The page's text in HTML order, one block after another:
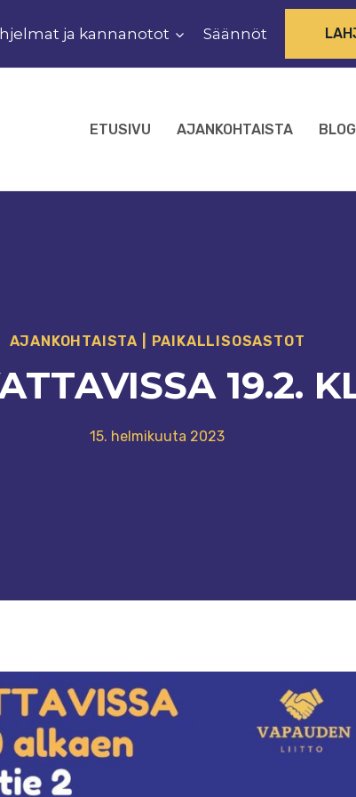
ja kannanotot Säännöt
ETUSIVU AJANKOHTAISTA
AJANKOHTAISTA PAIKALLISOSASTOT
19.2.
15. helmikuuta 2023